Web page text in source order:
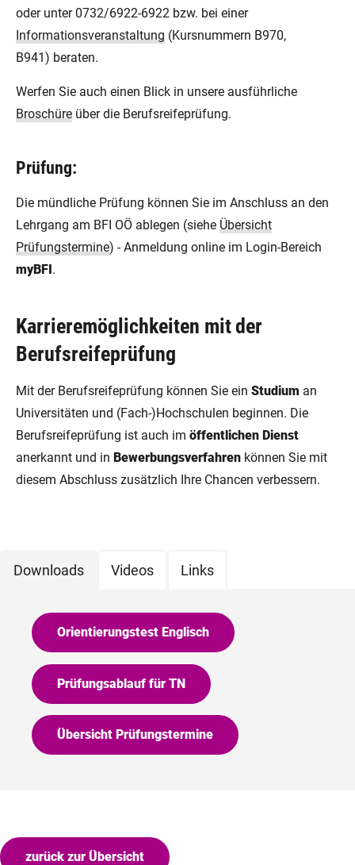
oder unter 0732/6922-6922 bzw. bei einer
Informationsveranstaltung (Kursnummern B970,
B941) beraten.
Werfen Sie auch einen Blick in unsere ausführliche
Broschüre über die Berufsreifeprüfung.
Prüfung:
Die mündliche Prüfung können Sie im Anschluss an den
Lehrgang am BFI OÖ ablegen (siehe Übersicht
Prüfungstermine) - Anmeldung online im Login-Bereich
myBFI.
Karrieremöglichkeiten mit der
Berufsreifeprüfung
Mit der Berufsreifeprüfung können Sie ein Studium an
Universitäten und (Fach-)Hochschulen beginnen. Die
Berufsreifeprüfung ist auch im öffentlichen Dienst
anerkannt und in Bewerbungsverfahren können Sie mit
diesem Abschluss zusätzlich Ihre Chancen verbessern.
Downloads Videos Links
Orientierungstest Englisch
Prüfungsablauf für TN
Übersicht Prüfungstermine
zurück zur Übersicht